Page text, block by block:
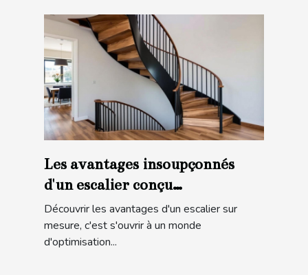
Les avantages insoupçonnés
d'un escalier conçu
spécialement pour vous
Découvrir les avantages d'un escalier sur
mesure, c'est s'ouvrir à un monde
d'optimisation...